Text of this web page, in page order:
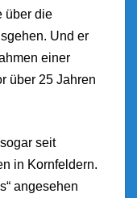
über die
Und er
einer
über 25 Jahren
seit
in Kornfeldern.
angesehen